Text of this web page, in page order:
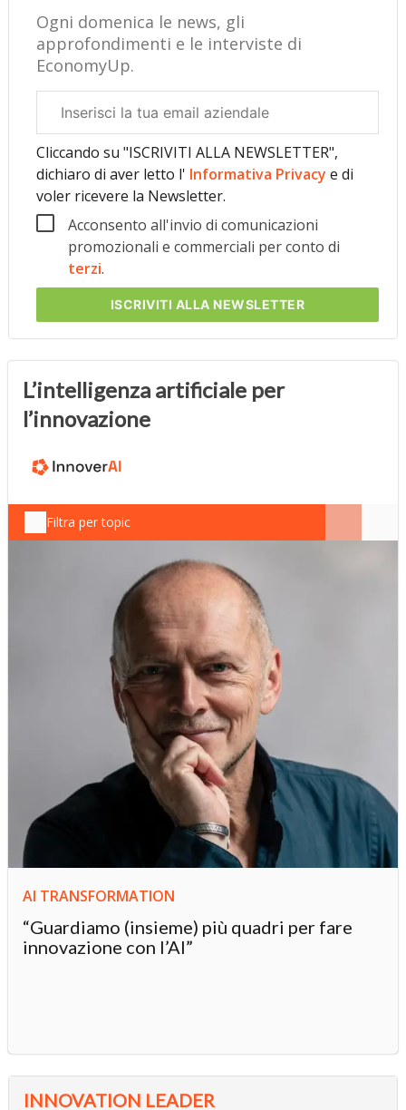
Ogni domenica le news, gli
approfondimenti e le interviste di
EconomyUp.
aziendale
Cliccando su "ISCRIVITI ALLA NEWSLETTER",
dichiaro di aver letto l' Informativa Privacye di
voler ricevere la Newsletter.
Acconsento all'invio di comunicazioni
promozionali e commerciali per conto di
terzi.
ISCRIVITI ALLA NEWSLETTER
L’intelligenza artificiale per
l’innovazione
Filtra per topic
AI TRANSFORMATION
“Guardiamo (insieme) più quadri per fare
innovazione con l’AI”
INNOVATION LEADER